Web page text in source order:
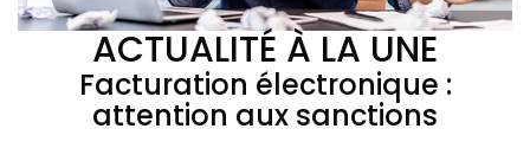
ACTUALITÉ À LA UNE
Facturation électronique :
attention aux sanctions